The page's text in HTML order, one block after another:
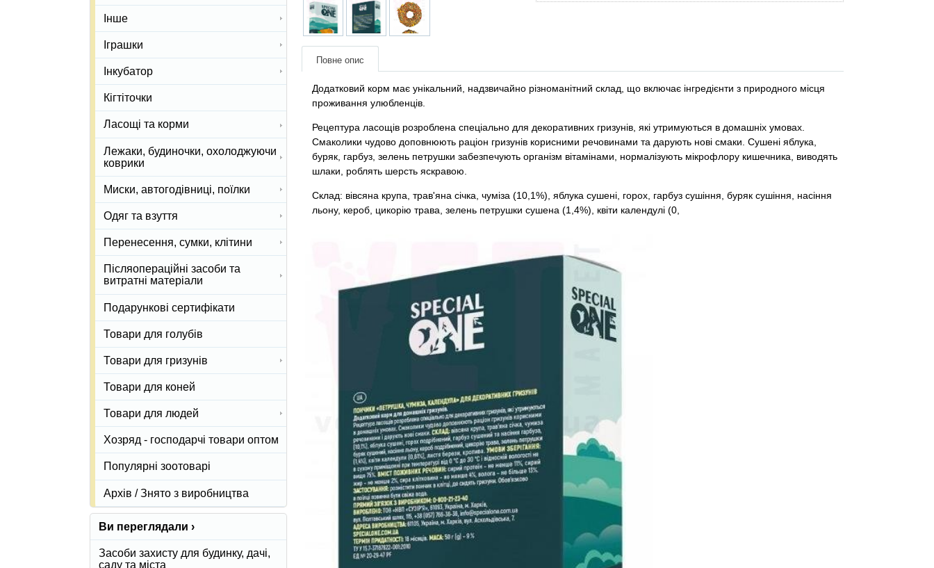
Повне опис
Додатковий корм має унікальний, надзвичайно різноманітний склад, що включає інгредієнти з природного місця
проживання улюбленців.
Рецептура ласощів розроблена спеціально для декоративних гризунів, які утримуються в домашніх умовах.
Смаколики чудово доповнюють раціон гризунів корисними речовинами та дарують нові смаки. Сушені яблука,
буряк, гарбуз, зелень петрушки забезпечують організм вітамінами, нормалізують мікрофлору кишечника, виводять
шлаки, роблять шерсть яскравою.
Склад: вівсяна крупа, трав'яна січка, чуміза (10,1%), яблука сушені, горох, гарбуз сушіння, буряк сушіння, насіння
льону, кероб, цикорію трава, зелень петрушки сушена (1,4%), квіти календулі (0,
Інше
Іграшки
Інкубатор
Кігтіточки
Ласощі та корми
Лежаки, будиночки, охолоджуючи
коврики
Миски, автогодівниці, поїлки
Одяг та взуття
Перенесення, сумки, клітини
Післяопераційні засоби та
витратні матеріали
Подарункові сертифікати
Товари для голубів
Товари для гризунів
Товари для коней
Товари для людей
Хозряд - господарчі товари оптом
Популярні зоотоварі
Архів / Знято з виробництва
Ви переглядали ›
Засоби захисту для будинку, дачі,
саду та міста